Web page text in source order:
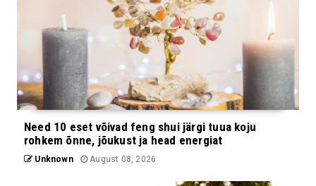
Need 10 eset võivad feng shui järgi tuua koju
rohkem õnne, jõukust ja head energiat
Unknown August 08, 2026